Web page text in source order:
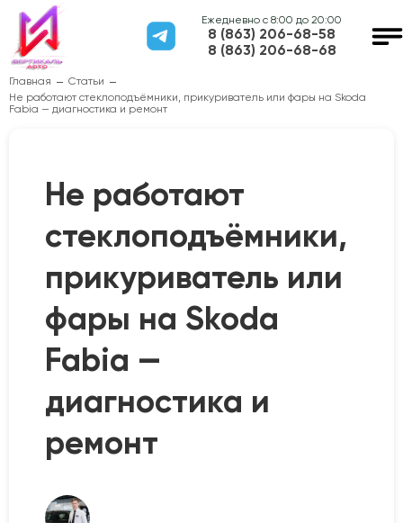
Ежедневно с 8:00 до 20:00
8 (863) 206-68-58
8 (863) 206-68-68
Главная
Статьи
Не работают стеклоподъёмники, прикуриватель или фары на Skoda
Fabia — диагностика и ремонт
Не работают
стеклоподъёмники,
прикуриватель или
фары на Skoda
Fabia —
диагностика и
ремонт